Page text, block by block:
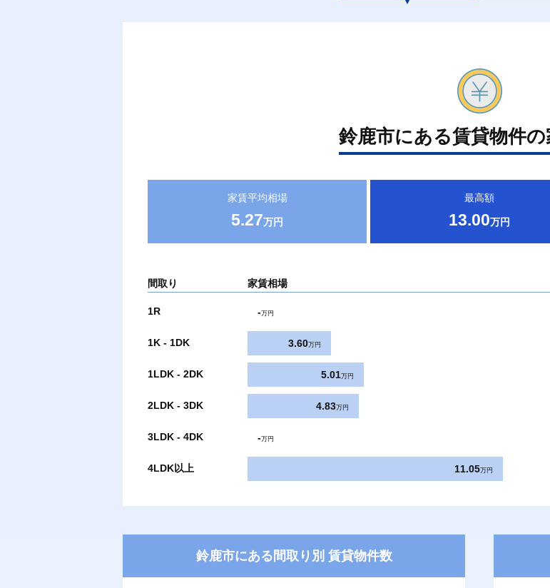
鈴鹿市にある賃貸物件
家賃平均相場
5.27万円
最高額
13.00万円
間取り 家賃相場
1R -万円
1K - 1DK 3.60万円
1LDK - 2DK 5.01万円
2LDK - 3DK 4.83万円
3LDK - 4DK -万円
4LDK以上 11.05万円
鈴鹿市にある間取り別 賃貸物件数